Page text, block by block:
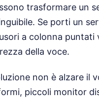
trasformare un
Se porti un
a colonna
della voce.
non è alzare il
piccoli monitor